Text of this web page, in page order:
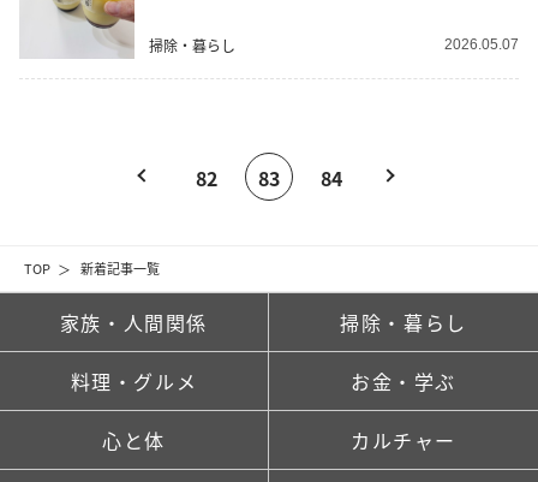
TOP 新着記事一覧
掃除・暮らし 2026.05.07
82 83 84
家族・人間関係 掃除・暮らし
料理・グルメ お金・学ぶ
心と体 カルチャー